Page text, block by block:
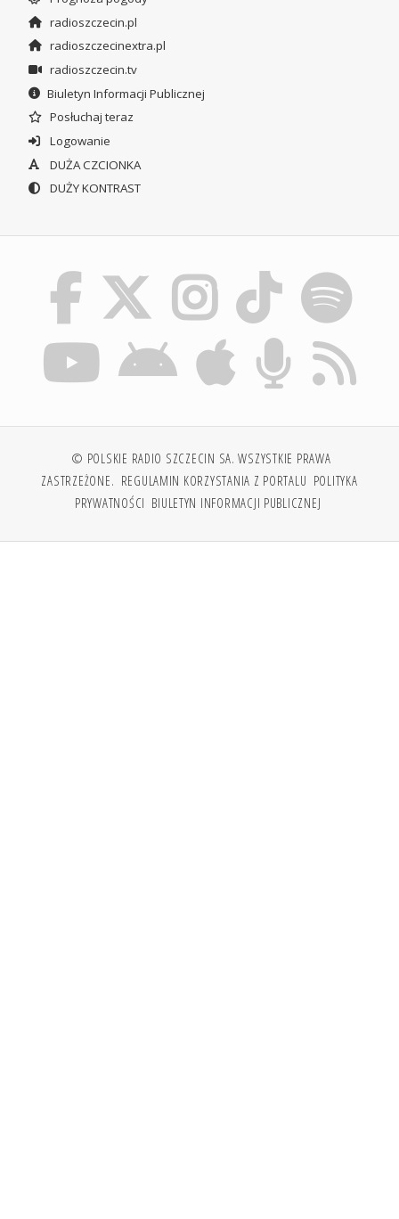
radioszczecin.pl
radioszczecinextra.pl
radioszczecin.tv
Biuletyn Informacji Publicznej
Posłuchaj teraz
Logowanie
DUŻA CZCIONKA
DUŻY KONTRAST
© POLSKIE RADIO SZCZECIN SA. WSZYSTKIE PRAWA
ZASTRZEŻONE. REGULAMIN KORZYSTANIA Z PORTALU POLITYKA
PRYWATNOŚCI BIULETYN INFORMACJI PUBLICZNEJ